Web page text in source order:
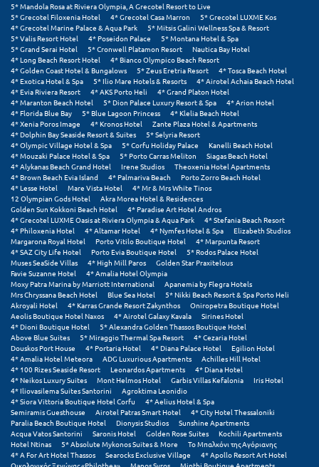
5* Mandola Rosa at Riviera Olympia, A Grecotel Resort to Live
5* Grecotel Filoxenia Hotel
4* Grecotel Casa Marron
5* Grecotel LUXME Kos
4* Grecotel Marine Palace & Aqua Park
5* Mitsis Galini Wellness Spa & Resort
5* Valis Resort Hotel
4* Poseidon Palace
5* Montana Hotel & Spa
5* Grand Serai Hotel
5* Cronwell Platamon Resort
Nautica Bay Hotel
4* Long Beach Resort Hotel
4* Bianco Olympico Beach Resort
4* Golden Coast Hotel & Bungalows
5* Zeus Eretria Resort
4* Tosca Beach Hotel
4* Exotica Hotel & Spa
5* Ilio Mare Hotels & Resorts
4* Airotel Achaia Beach Hotel
4* Evia Riviera Resort
4* AKS Porto Heli
4* Grand Platon Hotel
4* Maranton Beach Hotel
5* Dion Palace Luxury Resort & Spa
4* Arion Hotel
4* Florida Blue Bay
5* Blue Lagoon Princess
4* Klelia Beach Hotel
4* Xenia Poros Image
4* Kronos Hotel
Zante Plaza Hotel & Apartments
4* Dolphin Bay Seaside Resort & Suites
5* Selyria Resort
4* Olympic Village Hotel & Spa
5* Corfu Holiday Palace
Kanelli Beach Hotel
4* Mouzaki Palace Hotel & Spa
5* Porto Carras Meliton
Siagas Beach Hotel
4* Alykanas Beach Grand Hotel
Irene Studios
Theoxenia Hotel Apartments
4* Brown Beach Evia Island
4* Palmariva Beach
Porto Zorro Beach Hotel
4* Lesse Hotel
Mare Vista Hotel
4* Mr & Mrs White Tinos
12 Olympian Gods Hotel
Akra Morea Hotel & Residences
Golden Sun Kokkoni Beach Hotel
4* Paradise Art Hotel Andros
4* Grecotel LUXME Oasis at Riviera Olympia & Aqua Park
4* Stefania Beach Resort
4* Philoxenia Hotel
4* Altamar Hotel 4* Nymfes Hotel & Spa
Elizabeth Studios
Margarona Royal Hotel
Porto Vitilo Boutique Hotel
4* Marpunta Resort
4* SAZ City Life Hotel
Porto Evia Boutique Hotel
5* Rodos Palace Hotel
Muses SeaSide Villas
4* High Mill Paros
Golden Star Praxitelous
Favie Suzanne Hotel
4* Amalia Hotel Olympia
Moxy Patra Marina by Marriott International
Apanemia by Flegra Hotels
Mrs Chryssana Beach Hotel
Blue Sea Hotel
5* Nikki Beach Resort & Spa Porto Heli
Akroyali Hotel
4* Karras Grande Resort Zakynthos
Oniropetra Boutique Hotel
Aeolis Boutique Hotel Naxos
4* Airotel Galaxy Kavala
Sirines Hotel
4* Dioni Boutique Hotel
5* Alexandra Golden Thassos Boutique Hotel
Above Blue Suites
5* Miraggio Thermal Spa Resort
4* Cezaria Hotel
Douskos Port House
4* Portaria Hotel 4* Diana Palace Hotel
Egilion Hotel
4* Amalia Hotel Meteora
ADG Luxurious Apartments
Achilles Hill Hotel
4* 100 Rizes Seaside Resort
Leonardos Apartments
4* Diana Hotel
4* Neikos Luxury Suites
Mont Helmos Hotel Garbis Villas Kefalonia
Iris Hotel
4* Iliovasilema Suites Santorini
Agroktima Leonidio
4* Siora Vittoria Boutique Hotel Corfu
4* Aelius Hotel & Spa
Semiramis Guesthouse
Airotel Patras Smart Hotel
4* City Hotel Thessaloniki
Paralia Beach Boutique Hotel
Dionysis Studios
Sunshine Apartments
Acqua Vatos Santorini
Saronis Hotel Golden Rose Suites
Kochili Apartments
Hotel Ntinas
5* Absolute Mykonos Suites & More
Το Μπαλκόνι της Αγόριανης
4* A For Art Hotel Thassos
Searocks Exclusive Village
4* Apollo Resort Art Hotel